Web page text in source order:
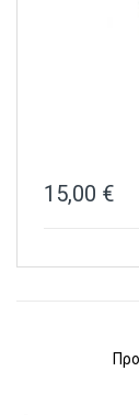
15,00 €